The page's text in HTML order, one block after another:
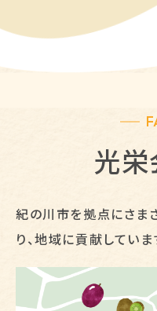
光栄
紀の川市を拠点にさま
り、地域に貢献していま